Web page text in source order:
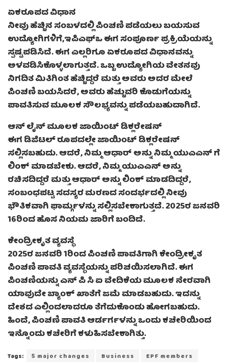
ಏಕರೂಪದ ವಿಧಾನ
ನೀವು ಹೆಚ್ಚಿನ ಸಂಬಳದಲ್ಲಿ ಪಿಂಚಣಿ ಪಡೆಯಲು ಬಯಸುವ
ಉದ್ಯೋಗಿಗಳಿಗೆ,ಇಪಿಎಫ್ಒ ಈಗ ಸಂಪೂರ್ಣ ಪ್ರಕ್ರಿಯೆಯನ್ನು
ಸ್ಪಷ್ಟಪಡಿಸಿದೆ. ಈಗ ಎಲ್ಲರಿಗೂ ಏಕರೂಪದ ವಿಧಾನವನ್ನು
ಅಳವಡಿಸಿಕೊಳ್ಳಲಾಗುತ್ತದೆ. ಒಬ್ಬ ಉದ್ಯೋಗಿಯ ವೇತನವು
ನಿಗದಿತ ಮಿತಿಗಿಂತ ಹೆಚ್ಚಿದ್ದರೆ ಮತ್ತು ಅವರು ಅದರ ಮೇಲೆ
ಪಿಂಚಣಿ ಬಯಸಿದರೆ, ಅವರು ಹೆಚ್ಚುವರಿ ಕೊಡುಗೆಯನ್ನು
ಪಾವತಿಸುವ ಮೂಲಕ ಸೌಲಭ್ಯವನ್ನು ಪಡೆಯಬಹುದಾಗಿದೆ.
ಆನ್ ಲೈನ್ ಮೂಲಕ ಜಾಯಿಂಟ್ ಡಿಕ್ಲರೇಷನ್
ಈಗ ಡಿಜಿಟಲ್ ರೂಪದಲ್ಲೇ ಜಾಯಿಂಟ್ ಡಿಕ್ಲರೇಷನ್
ಸಲ್ಲಿಸಬಹುದು. ಆದರೆ, ನಿಮ್ಮ ಆಧಾರ್ ಅನ್ನು ನಿಮ್ಮ ಯುಎಎನ್ ಗೆ
ಲಿಂಕ್ ಮಾಡಬೇಕು. ಆದರೆ, ನಿಮ್ಮ ಯುಎಎನ್ ಅನ್ನು
ರಚಿಸದಿದ್ದರೆ ಮತ್ತು ಆಧಾರ್ ಅನ್ನು ಲಿಂಕ್ ಮಾಡದಿದ್ದರೆ,
ಸಂಬಂಧಪಟ್ಟ ಸದಸ್ಯರ ಮರಣದ ಸಂದರ್ಭದಲ್ಲಿ ನೀವು
ಭೌತಿಕವಾಗಿ ಫಾರ್ಮ್ಗಳನ್ನು ಸಲ್ಲಿಸಬೇಕಾಗುತ್ತದೆ. 2025ರ ಜನವರಿ
16ರಿಂದ ಹೊಸ ನಿಯಮ ಜಾರಿಗೆ ಬಂದಿದೆ.
ಕೇಂದ್ರೀಕೃತ ವ್ಯವಸ್ಥೆ
2025ರ ಜನವರಿ 1ರಿಂದ ಪಿಂಚಣಿ ಪಾವತಿಗಾಗಿ ಕೇಂದ್ರೀಕೃತ
ಪಿಂಚಣಿ ಪಾವತಿ ವ್ಯವಸ್ಥೆಯನ್ನು ಪರಿಚಯಿಸಲಾಗಿದೆ. ಈಗ
ಪಿಂಚಣಿಯನ್ನು ಎನ್ ಪಿ ಸಿ ಐ ವೇದಿಕೆಯ ಮೂಲಕ ನೇರವಾಗಿ
ಯಾವುದೇ ಬ್ಯಾಂಕ್ ಖಾತೆಗೆ ಜಮೆ ಮಾಡಬಹುದು. ಇದನ್ನು
ದೇಶದ ಎಲ್ಲಿಂದಲಾದರೂ ತೆಗೆದುಕೊಂಡು ಹೋಗಬಹುದು.
ಹಿಂದೆ, ಪಿಂಚಣಿ ಪಾವತಿ ಆರ್ಡರ್ಗಳನ್ನು ಒಂದು ಕಚೇರಿಯಿಂದ
ಇನ್ನೊಂದು ಕಚೇರಿಗೆ ಕಳುಹಿಸಬೇಕಾಗಿತ್ತು.
Tags: 5 major changes Business EPF members